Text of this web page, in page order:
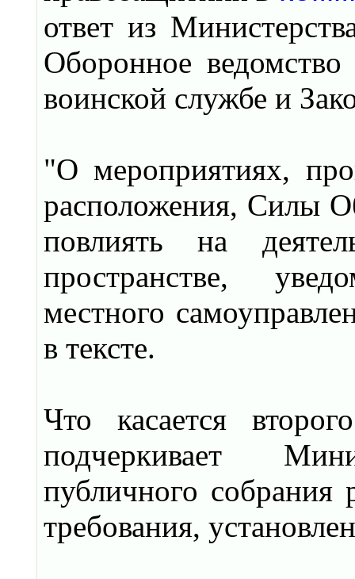
ответ из
Оборонное
воинской службе и
"О мероприятиях,
расположения, Силы
повлиять на
пространстве,
местного
в тексте.
Что касается
подчеркивает
публичного собрания
требования,